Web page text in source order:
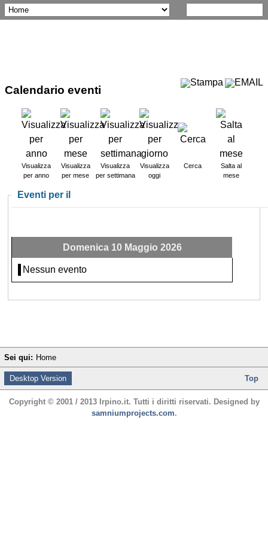
Calendario eventi
Visualizza
per anno
Visualizza
per mese
Visualizza
per settimana
Visualizza
oggi
Cerca
Salta al
mese
Eventi per il
Domenica 10 Maggio 2026
Nessun evento
Sei qui: Home
Desktop Version Top
Copyright © 2001 / 2013 Irpino.it. Tutti i diritti riservati. Designed by
samniumprojects.com.